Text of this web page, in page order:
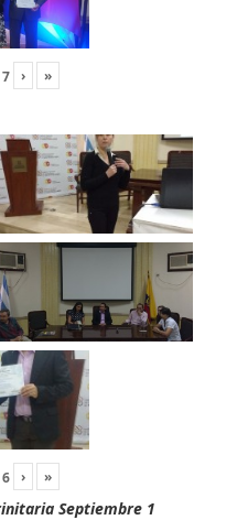
7 › »
6 › »
Septiembre 1